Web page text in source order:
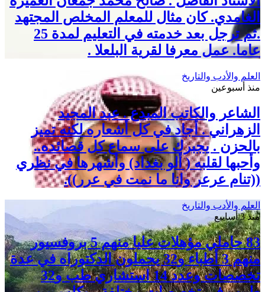
الغامدي. كان مثال للمعلم المخلص المجتهد
.ثم ترجل بعد خدمته في التعليم لمدة 25
عاما. عمل معرفا لقرية البلعلا .
العلم والأدب والتاريخ
منذ أسبوعين
الشاعر والكاتب المبدع . عبد المجيد
الزهراني . أجاد في كل أشعاره لكنه تميز
بالحزن . يجبرك على سماع كل قصائده..
وأحبها لقلبه ( ألو بغداد) وأشهرها في نظري
((تنام عرعر وانا ما نمت في عرر)).
العلم والأدب والتاريخ
منذ 3 أسابيع
83 حاملي مؤهلات عليا منهم 5 بروفسيور
منهم 3 أطباء و32 يحملون الدكتوراه في عدة
تخصصات وعدد 14 استشاري طب و32